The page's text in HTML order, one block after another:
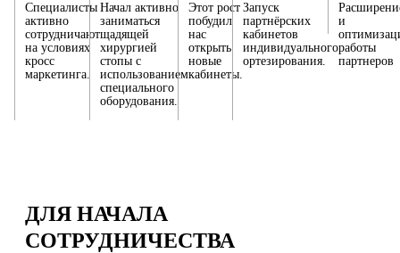
Специалисты
активно
сотрудничают
на условиях
кросс
маркетинга.
Начал активно
заниматься
щадящей
хирургией
стопы с
использованием
специального
оборудования.
Этот рост
побудил
нас
открыть
новые
кабинеты.
Запуск
партнёрских
кабинетов
индивидуального
ортезирования.
и
работы
партнеров
ДЛЯ НАЧАЛА
СОТРУДНИЧЕСТВА